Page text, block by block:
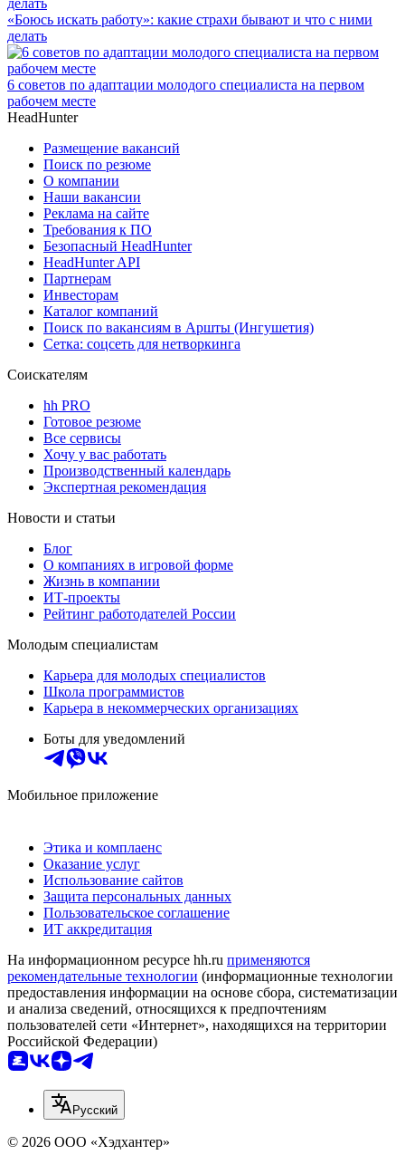
«Боюсь искать работу»: какие страхи бывают и что с ними
делать
6 советов по адаптации молодого специалиста на первом
рабочем месте
HeadHunter
Размещение вакансий
Поиск по резюме
О компании
Наши вакансии
Реклама на сайте
Требования к ПО
Безопасный HeadHunter
HeadHunter API
Партнерам
Инвесторам
Каталог компаний
Поиск по вакансиям в Аршты (Ингушетия)
Сетка: соцсеть для нетворкинга
Соискателям
hh PRO
Готовое резюме
Все сервисы
Хочу у вас работать
Производственный календарь
Экспертная рекомендация
Новости и статьи
Блог
О компаниях в игровой форме
Жизнь в компании
ИТ-проекты
Рейтинг работодателей России
Молодым специалистам
Карьера для молодых специалистов
Школа программистов
Карьера в некоммерческих организациях
Боты для уведомлений
Мобильное приложение
Этика и комплаенс
Оказание услуг
Использование сайтов
Защита персональных данных
Пользовательское соглашение
ИТ аккредитация
На информационном ресурсе hh.ru применяются
рекомендательные технологии (информационные технологии
предоставления информации на основе сбора, систематизации
и анализа сведений, относящихся к предпочтениям
пользователей сети «Интернет», находящихся на территории
Российской Федерации)
Русский
© 2026 ООО «Хэдхантер»